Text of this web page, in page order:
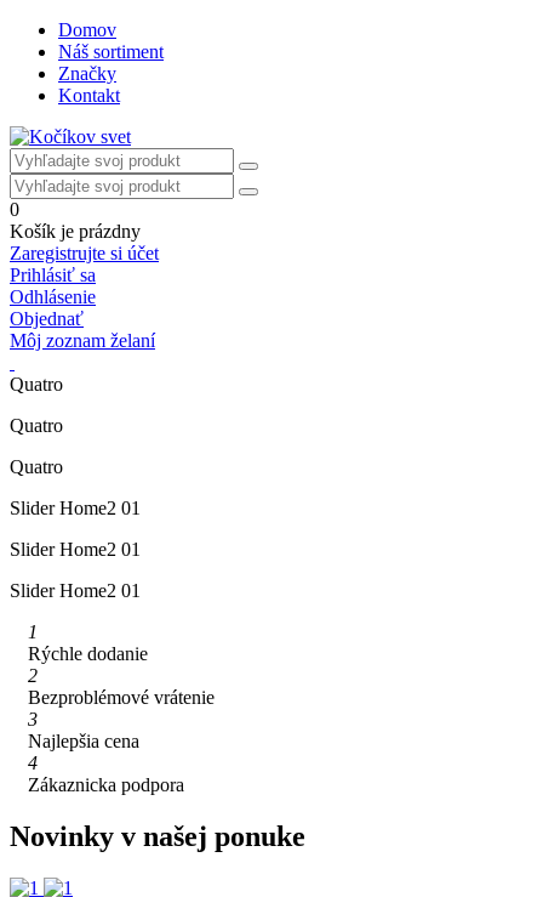
Domov
Náš sortiment
Značky
Kontakt
0
Košík je prázdny
Zaregistrujte si účet
Prihlásiť sa
Odhlásenie
Objednať
Môj zoznam želaní
Quatro
Quatro
Quatro
Slider Home2 01
Slider Home2 01
Slider Home2 01
1
Rýchle dodanie
2
Bezproblémové vrátenie
3
Najlepšia cena
4
Zákaznicka podpora
Novinky v našej ponuke